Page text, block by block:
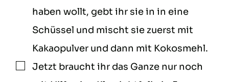
haben wollt, gebt ihr sie in in eine
Schüssel und mischt sie zuerst mit
Kakaopulver und dann mit Kokosmehl.
▢
Jetzt braucht ihr das Ganze nur noch